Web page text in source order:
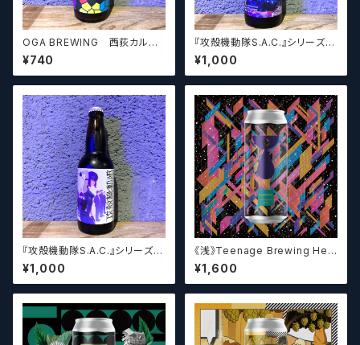
OGA BREWING 西荻カルテ
ル Kartail
¥740
『攻殻機動隊S.A.C.』シリーズ×
OGA BREWING P-POSTH
UMAN
¥1,000
『攻殻機動隊S.A.C.』シリーズ）
× OGA BREWING H-HUMA
N
¥1,000
《浅》Teenage Brewing Het
erophonic // ヘテロフォニック
【クラフトビール】
¥1,600